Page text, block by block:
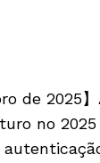
de
no